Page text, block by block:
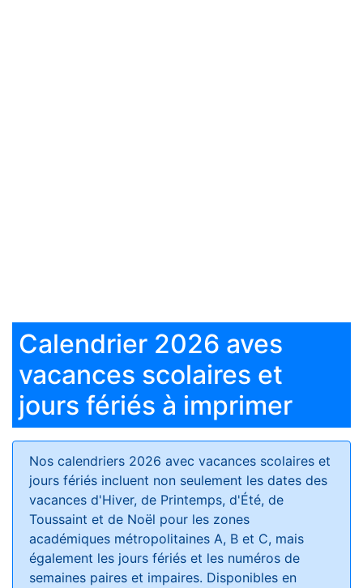
Calendrier 2026 aves
vacances scolaires et
jours fériés à imprimer
Nos calendriers 2026 avec vacances scolaires et
jours fériés incluent non seulement les dates des
vacances d'Hiver, de Printemps, d'Été, de
Toussaint et de Noël pour les zones
académiques métropolitaines A, B et C, mais
également les jours fériés et les numéros de
semaines paires et impaires. Disponibles en